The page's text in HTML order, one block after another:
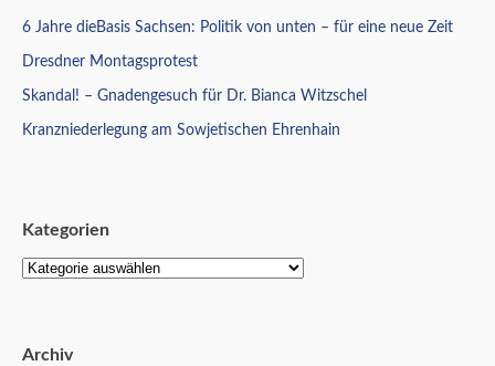
6 Jahre dieBasis Sachsen: Politik von unten – für eine neue Zeit
Dresdner Montagsprotest
Skandal! – Gnadengesuch für Dr. Bianca Witzschel
Kranzniederlegung am Sowjetischen Ehrenhain
Kategorien
Archiv